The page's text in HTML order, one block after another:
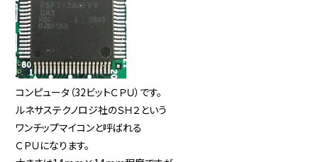
コンピュータ（32ビットＣＰＵ）です。
ルネサステクノロジ社のＳＨ２という
ワンチップマイコンと呼ばれる
ＣＰＵになります。